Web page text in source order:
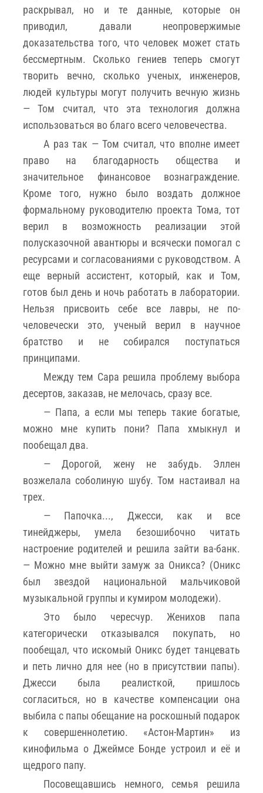
раскрывал, но и те данные, которые он
приводил, давали неопровержимые
доказательства того, что человек может стать
бессмертным. Сколько гениев теперь смогут
творить вечно, сколько ученых, инженеров,
людей культуры могут получить вечную жизнь
— Том считал, что эта технология должна
использоваться во благо всего человечества.
А раз так — Том считал, что вполне имеет
право на благодарность общества и
значительное финансовое вознаграждение.
Кроме того, нужно было воздать должное
формальному руководителю проекта Тома, тот
верил в возможность реализации этой
полусказочной авантюры и всячески помогал с
ресурсами и согласованиями с руководством. А
еще верный ассистент, который, как и Том,
готов был день и ночь работать в лаборатории.
Нельзя присвоить себе все лавры, не по-
человечески это, ученый верил в научное
братство и не собирался поступаться
принципами.
Между тем Сара решила проблему выбора
десертов, заказав, не мелочась, сразу все.
— Папа, а если мы теперь такие богатые,
можно мне купить пони? Папа хмыкнул и
пообещал два.
— Дорогой, жену не забудь. Эллен
возжелала соболиную шубу. Том настаивал на
трех.
— Папочка..., Джесси, как и все
тинейджеры, умела безошибочно читать
настроение родителей и решила зайти ва-банк.
— Можно мне выйти замуж за Оникса? (Оникс
был звездой национальной мальчиковой
музыкальной группы и кумиром молодежи).
Это было чересчур. Женихов папа
категорически отказывался покупать, но
пообещал, что искомый Оникс будет танцевать
и петь лично для нее (но в присутствии папы).
Джесси была реалисткой, пришлось
согласиться, но в качестве компенсации она
выбила с папы обещание на роскошный подарок
к совершеннолетию. «Астон-Мартин» из
кинофильма о Джеймсе Бонде устроил и её и
щедрого папу.
Посовещавшись немного, семья решила